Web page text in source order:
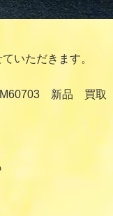
いただきます。
M60703 新品 買取